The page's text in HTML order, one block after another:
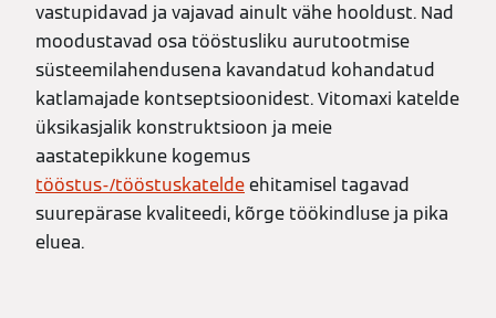
vastupidavad ja vajavad ainult vähe hooldust. Nad
moodustavad osa tööstusliku aurutootmise
süsteemilahendusena kavandatud kohandatud
katlamajade kontseptsioonidest. Vitomaxi katelde
üksikasjalik konstruktsioon ja meie
aastatepikkune kogemus
tööstus-/tööstuskateldeehitamisel tagavad
suurepärase kvaliteedi, kõrge töökindluse ja pika
eluea.